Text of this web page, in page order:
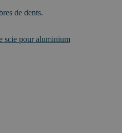
de dents.
scie pour aluminium